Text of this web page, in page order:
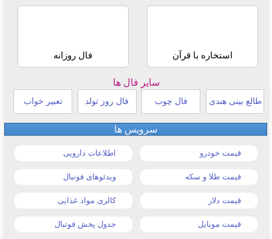
استخاره با قرآن فال روزانه
سایر فال ها
طالع بینی هندی فال چوب فال روز تولد تعبیر خواب
سرویس ها
قیمت خودرو اطلاعات دارویی
قیمت طلا و سکه ویدئوهای فوتبال
قیمت دلار کالری مواد غذایی
قیمت موبایل جدول پخش فوتبال